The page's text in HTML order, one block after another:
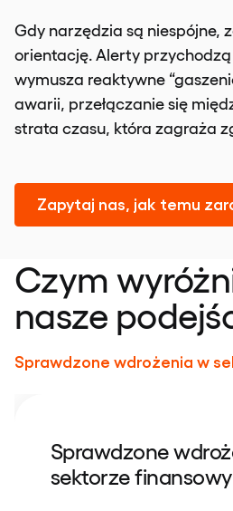
Gdy narzędzia są niespójne,
orientację. Alerty
wymusza reaktywne
awarii, przełączanie się
strata czasu, która zagraża
Zapytaj nas, jak temu
Czym
nasze
Sprawdzone wdrożenia w
Sprawdzone
sektorze